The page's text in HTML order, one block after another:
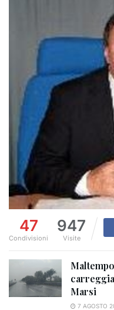
47
Condivisioni
947
Visite
Marsi
7 AGOSTO